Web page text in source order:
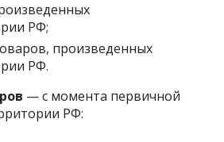
РФ;
произведенных
РФ.
— с момента первичной
РФ: